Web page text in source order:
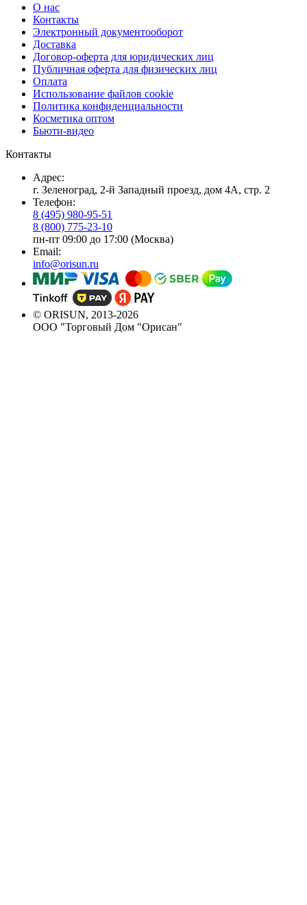
О нас
Контакты
Электронный документооборот
Доставка
Договор-оферта для юридических лиц
Публичная оферта для физических лиц
Оплата
Использование файлов cookie
Политика конфиденциальности
Косметика оптом
Бьюти-видео
Контакты
Адрес:
г. Зеленоград, 2-й Западный проезд, дом 4А, стр. 2
Телефон:
8 (495) 980-95-51
8 (800) 775-23-10
пн-пт 09:00 до 17:00 (Москва)
Email:
info@orisun.ru
© ORISUN, 2013-2026
ООО "Торговый Дом "Орисан"